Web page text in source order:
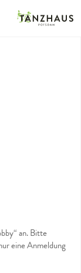
an. Bitte
eine Anmeldung